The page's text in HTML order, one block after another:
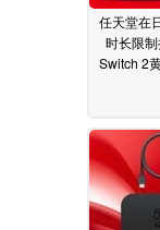
任天堂在
时长限
Switch 2